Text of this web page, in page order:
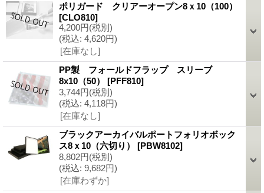
ポリガード クリアーオープン8ｘ10（100）
[CLO810]
4,200円(税別)
(税込: 4,620円)
[在庫なし]
PP製 フォールドフラップ スリーブ
8x10（50） [PFF810]
3,744円(税別)
(税込: 4,118円)
[在庫なし]
ブラックアーカイバルポートフォリオボック
ス8ｘ10（六切り） [PBW8102]
8,802円(税別)
(税込: 9,682円)
[在庫わずか]